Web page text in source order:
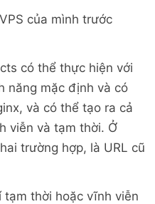
của mình trước
có thể thực hiện với
năng mặc định và có
và có thể tạo ra cả
viễn và tạm thời. Ở
trường hợp, là URL cũ
tạm thời hoặc vĩnh viễn